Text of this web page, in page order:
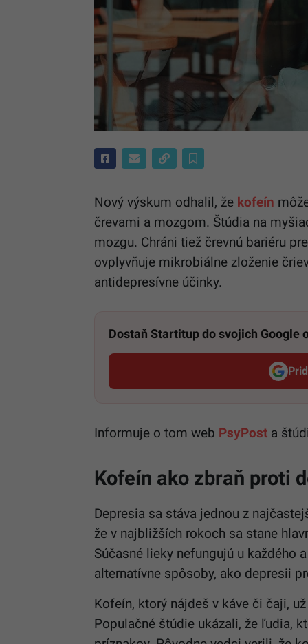
Nový výskum odhalil, že kofeín
črevami a mozgom. Štúdia na
mozgu. Chráni tiež črevnú bariéru
ovplyvňuje mikrobiálne zloženie
antidepresívne účinky.
Dostaň Startitup do svojich Google
Informuje o tom web PsyPost a
Kofeín ako zbraň proti
Depresia sa stáva jednou z
že v najbližších rokoch sa stane
Súčasné lieky nefungujú u každého
alternatívne spôsoby, ako depresii
Kofeín, ktorý nájdeš v káve či čaji,
Populačné štúdie ukázali, že ľudia,